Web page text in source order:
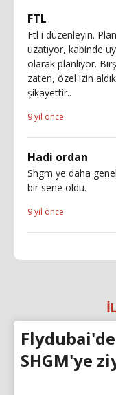
FTL
Ftl i düzenleyin.
uzatıyor, kabinde
olarak planlıyor.
zaten, özel izin
şikayettir..
9 yıl önce
Hadi ordan
Shgm ye daha
bir sene oldu.
9 yıl önce
SHGM'ye